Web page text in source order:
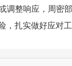
调整响应，周密
，扎实做好应对工